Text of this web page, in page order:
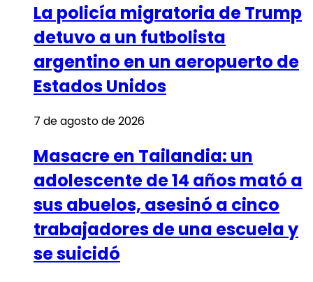
La policía migratoria de Trump
detuvo a un futbolista
argentino en un aeropuerto de
Estados Unidos
7 de agosto de 2026
Masacre en Tailandia: un
adolescente de 14 años mató a
sus abuelos, asesinó a cinco
trabajadores de una escuela y
se suicidó